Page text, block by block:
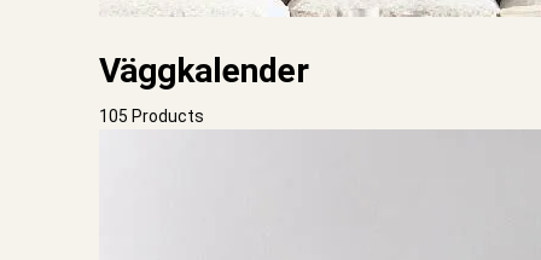
Väggkalender
105 Products